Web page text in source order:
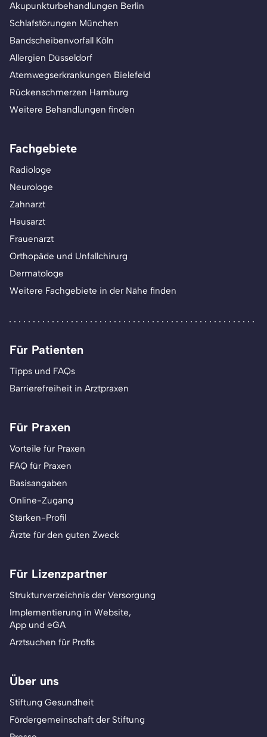
Akupunkturbehandlungen Berlin
Schlafstörungen München
Bandscheibenvorfall Köln
Allergien Düsseldorf
Atemwegserkrankungen Bielefeld
Rückenschmerzen Hamburg
Weitere Behandlungen finden
Fachgebiete
Radiologe
Neurologe
Zahnarzt
Hausarzt
Frauenarzt
Orthopäde und Unfallchirurg
Dermatologe
Weitere Fachgebiete in der Nähe finden
Für Patienten
Tipps und FAQs
Barrierefreiheit in Arztpraxen
Für Praxen
Vorteile für Praxen
FAQ für Praxen
Basisangaben
Online-Zugang
Stärken-Profil
Ärzte für den guten Zweck
Für Lizenzpartner
Strukturverzeichnis der Versorgung
Implementierung in Website,
App und eGA
Arztsuchen für Profis
Über uns
Stiftung Gesundheit
Fördergemeinschaft der Stiftung